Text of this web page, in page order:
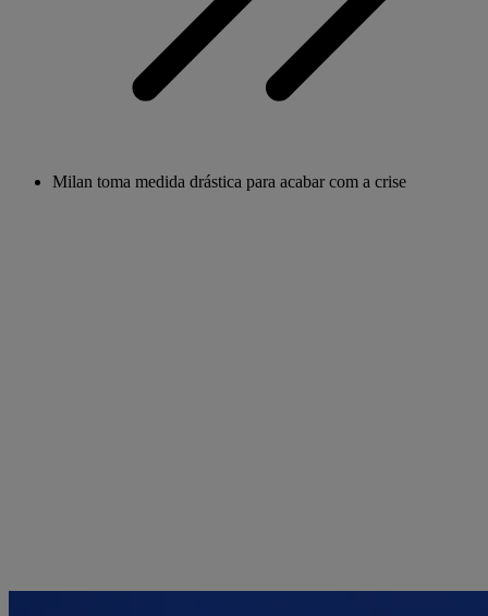
Milan toma medida drástica para acabar com a crise